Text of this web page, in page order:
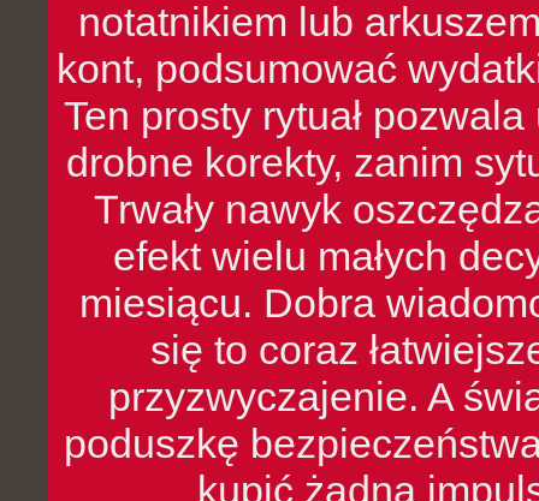
notatnikiem lub
kont, podsumować
Ten prosty rytuał
drobne korekty, zanim
Trwały nawyk
efekt wielu małych
miesiącu. Dobra
się to coraz
przyzwyczajenie. A
poduszkę
kupić żadną